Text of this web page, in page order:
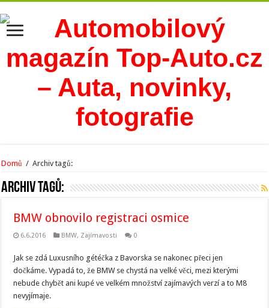
Domů / Archiv tagů:
Archiv tagů:
BMW obnovilo registraci osmice
6.6.2016 BMW, Zajímavosti 0
Jak se zdá Luxusního gétéčka z Bavorska se nakonec přeci jen
dočkáme. Vypadá to, že BMW se chystá na velké věci, mezi kterými
nebude chybět ani kupé ve velkém množství zajímavých verzí a to M8
nevyjímaje.